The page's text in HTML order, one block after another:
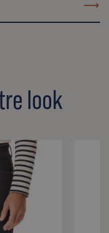
look